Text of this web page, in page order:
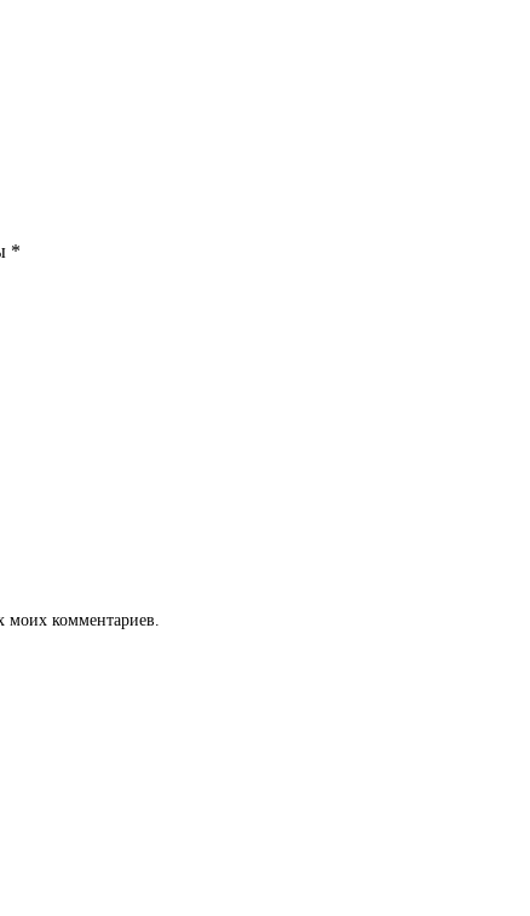
*
моих комментариев.